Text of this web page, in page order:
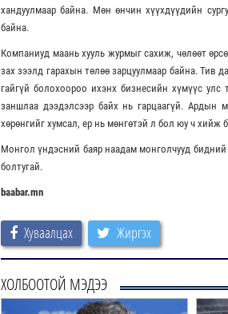
хандуулмаар байна. Мөн өнчин хүүхдүүдийн
байна.
Компаниуд маань хууль журмыг сахиж, чөлөөт
зах зээлд гарахын төлөө зарцуулмаар байна. Тив
гайгүй болохоороо ихэнх бизнесийн хүмүүс
заншлаа дээдэлсээр байх нь гарцаагүй. Ардын
хөрөнгийг хумсал, ер нь мөнгөтэй л бол юу ч хийж
Монгол үндэсний баяр наадам монголчууд бидний
болтугай.
baabar.mn
Хуваалцах Жиргэх
ХОЛБООТОЙ МЭДЭЭ